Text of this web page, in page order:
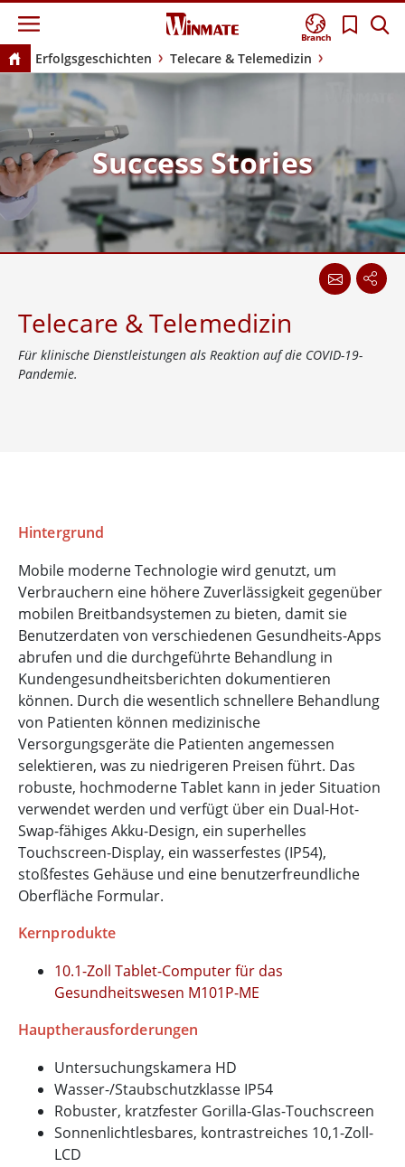
Branch
Erfolgsgeschichten Telecare & Telemedizin
Success Stories
Telecare & Telemedizin
Für klinische Dienstleistungen als Reaktion auf die COVID-19-
Pandemie.
Hintergrund
Mobile moderne Technologie wird genutzt, um
Verbrauchern eine höhere Zuverlässigkeit gegenüber
mobilen Breitbandsystemen zu bieten, damit sie
Benutzerdaten von verschiedenen Gesundheits-Apps
abrufen und die durchgeführte Behandlung in
Kundengesundheitsberichten dokumentieren
können. Durch die wesentlich schnellere Behandlung
von Patienten können medizinische
Versorgungsgeräte die Patienten angemessen
selektieren, was zu niedrigeren Preisen führt. Das
robuste, hochmoderne Tablet kann in jeder Situation
verwendet werden und verfügt über ein Dual-Hot-
Swap-fähiges Akku-Design, ein superhelles
Touchscreen-Display, ein wasserfestes (IP54),
stoßfestes Gehäuse und eine benutzerfreundliche
Oberfläche Formular.
Kernprodukte
10.1-Zoll Tablet-Computer für das
Gesundheitswesen M101P-ME
Hauptherausforderungen
Untersuchungskamera HD
Wasser-/Staubschutzklasse IP54
Robuster, kratzfester Gorilla-Glas-Touchscreen
Sonnenlichtlesbares, kontrastreiches 10,1-Zoll-
LCD